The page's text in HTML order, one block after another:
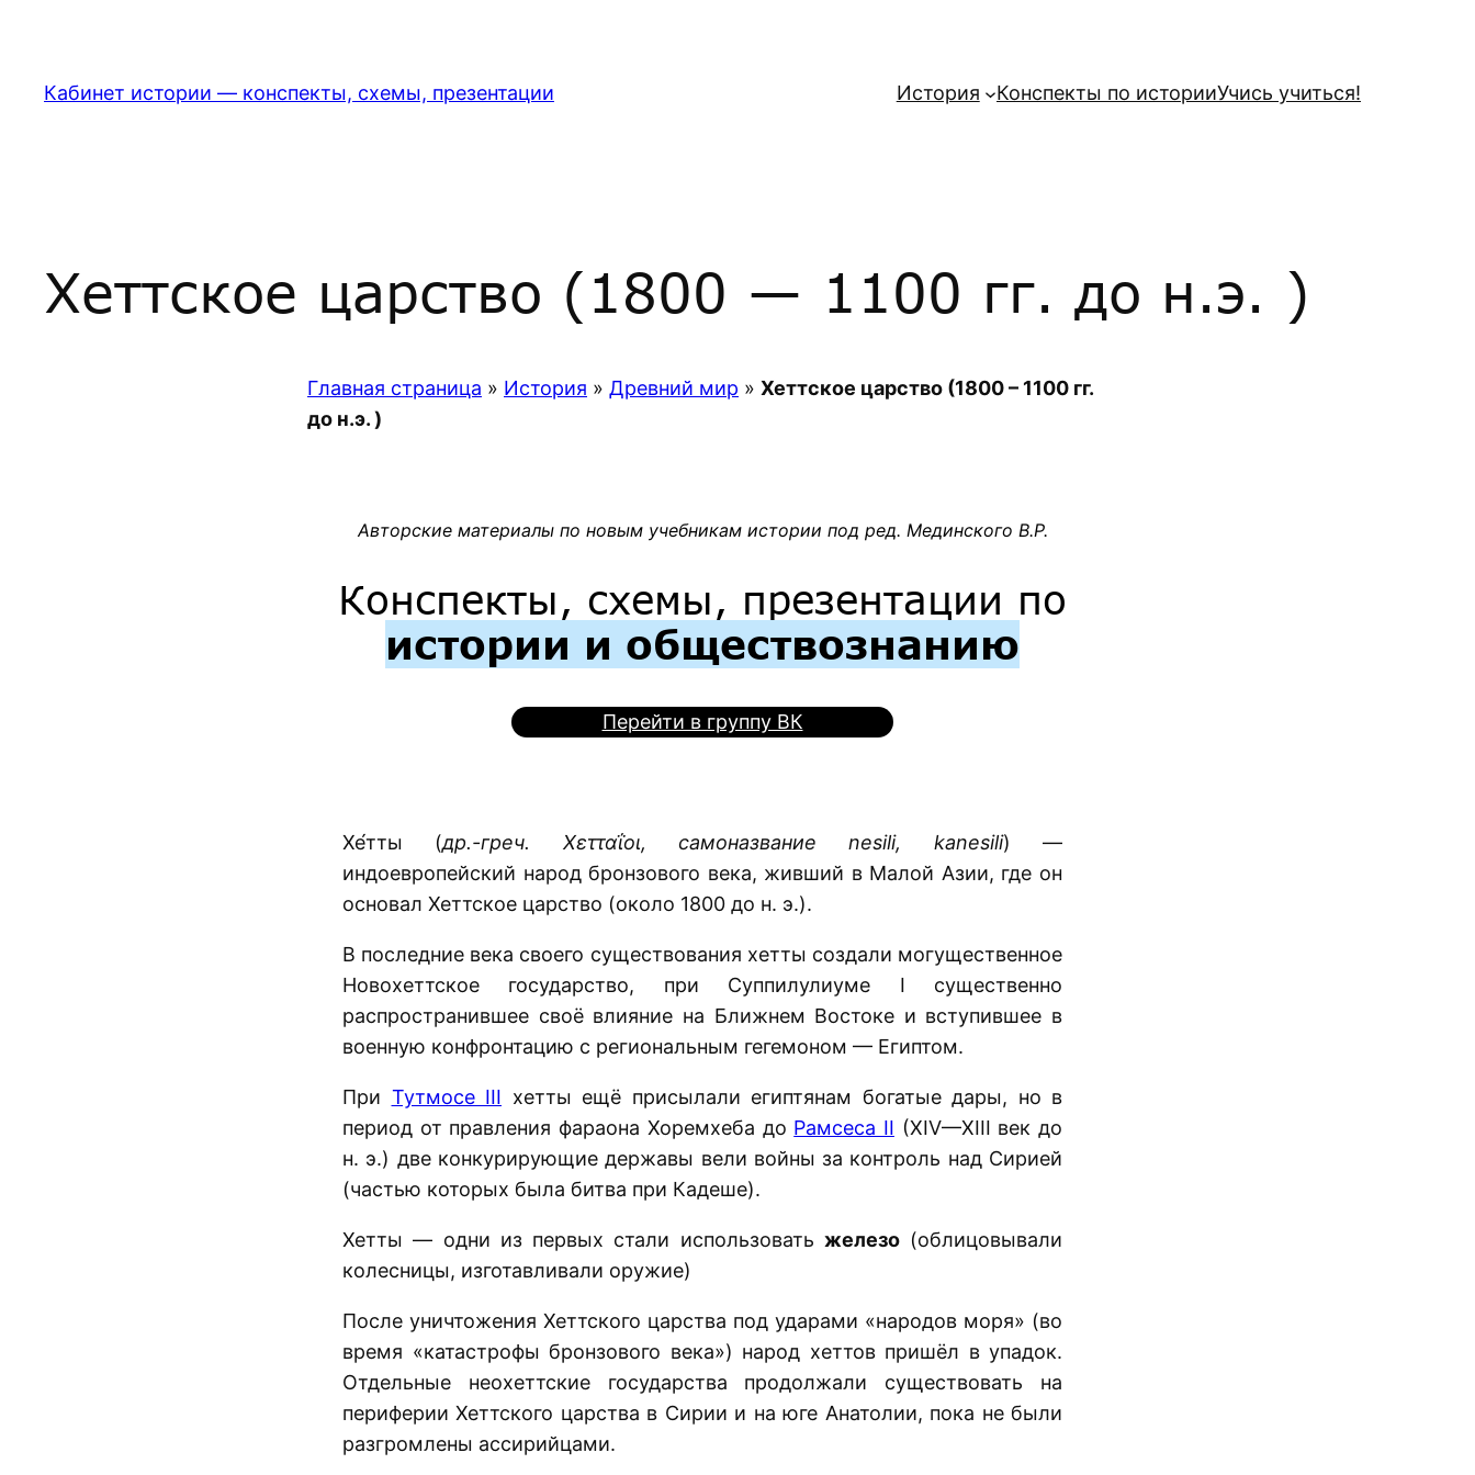
содержимому
Кабинет истории — конспекты, схемы, презентации История Конспекты по историиУчись учиться!
Хеттское царство (1800 — 1100 гг. до н.э. )
Главная страница » История » Древний мир » Хеттское царство (1800 – 1100 гг.
до н.э. )
Авторские материалы по новым учебникам истории под ред. Мединского В.Р.
Конспекты, схемы, презентации по
истории и обществознанию
Перейти в группу ВК
Хе́тты (др.-греч. Χετταΐοι, самоназвание nesili, kanesili) —
индоевропейский народ бронзового века, живший в Малой Азии, где он
основал Хеттское царство (около 1800 до н. э.).
В последние века своего существования хетты создали могущественное
Новохеттское государство, при Суппилулиуме I существенно
распространившее своё влияние на Ближнем Востоке и вступившее в
военную конфронтацию с региональным гегемоном — Египтом.
При Тутмосе III хетты ещё присылали египтянам богатые дары, но в
период от правления фараона Хоремхеба до Рамсеса II (XIV—XIII век до
н. э.) две конкурирующие державы вели войны за контроль над Сирией
(частью которых была битва при Кадеше).
Хетты — одни из первых стали использовать железо(облицовывали
колесницы, изготавливали оружие)
После уничтожения Хеттского царства под ударами «народов моря» (во
время «катастрофы бронзового века») народ хеттов пришёл в упадок.
Отдельные неохеттские государства продолжали существовать на
периферии Хеттского царства в Сирии и на юге Анатолии, пока не были
разгромлены ассирийцами.